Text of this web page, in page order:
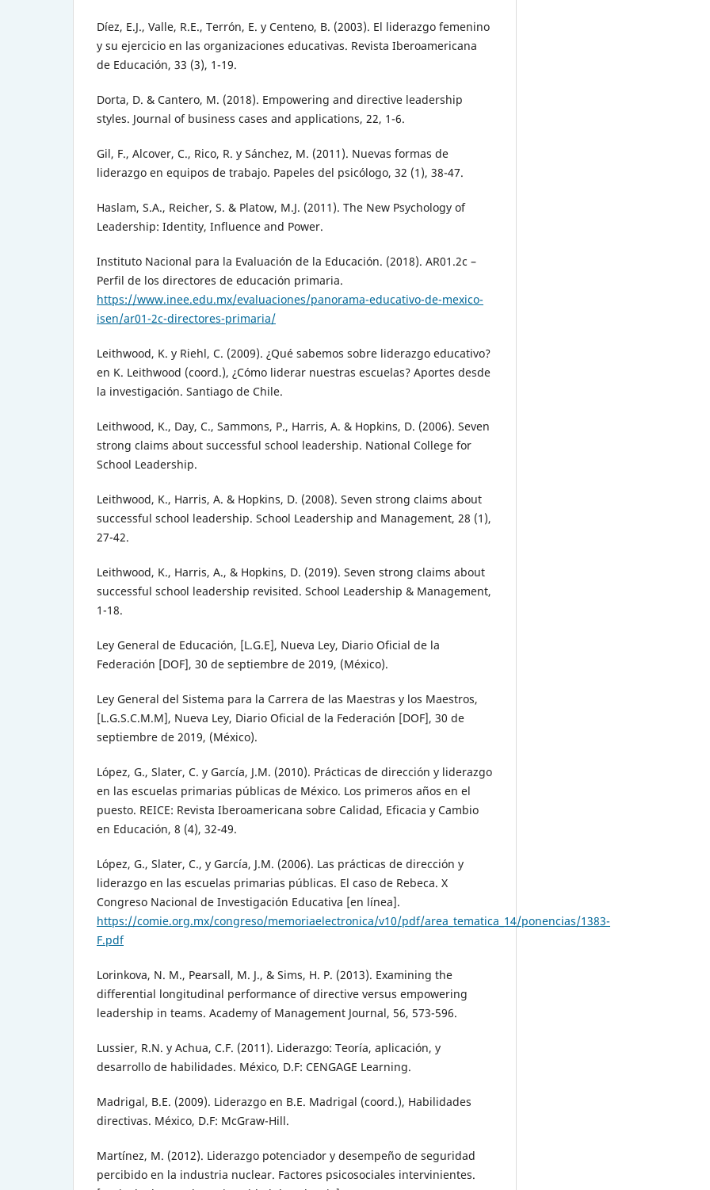
Díez, E.J., Valle, R.E., Terrón, E. y Centeno, B. (2003). El liderazgo femenino
y su ejercicio en las organizaciones educativas. Revista Iberoamericana
de Educación, 33 (3), 1-19.
Dorta, D. & Cantero, M. (2018). Empowering and directive leadership
styles. Journal of business cases and applications, 22, 1-6.
Gil, F., Alcover, C., Rico, R. y Sánchez, M. (2011). Nuevas formas de
liderazgo en equipos de trabajo. Papeles del psicólogo, 32 (1), 38-47.
Haslam, S.A., Reicher, S. & Platow, M.J. (2011). The New Psychology of
Leadership: Identity, Influence and Power.
Instituto Nacional para la Evaluación de la Educación. (2018). AR01.2c –
Perfil de los directores de educación primaria.
https://www.inee.edu.mx/evaluaciones/panorama-educativo-de-mexico-
isen/ar01-2c-directores-primaria/
Leithwood, K. y Riehl, C. (2009). ¿Qué sabemos sobre liderazgo educativo?
en K. Leithwood (coord.), ¿Cómo liderar nuestras escuelas? Aportes desde
la investigación. Santiago de Chile.
Leithwood, K., Day, C., Sammons, P., Harris, A. & Hopkins, D. (2006). Seven
strong claims about successful school leadership. National College for
School Leadership.
Leithwood, K., Harris, A. & Hopkins, D. (2008). Seven strong claims about
successful school leadership. School Leadership and Management, 28 (1),
27-42.
Leithwood, K., Harris, A., & Hopkins, D. (2019). Seven strong claims about
successful school leadership revisited. School Leadership & Management,
1-18.
Ley General de Educación, [L.G.E], Nueva Ley, Diario Oficial de la
Federación [DOF], 30 de septiembre de 2019, (México).
Ley General del Sistema para la Carrera de las Maestras y los Maestros,
[L.G.S.C.M.M], Nueva Ley, Diario Oficial de la Federación [DOF], 30 de
septiembre de 2019, (México).
López, G., Slater, C. y García, J.M. (2010). Prácticas de dirección y liderazgo
en las escuelas primarias públicas de México. Los primeros años en el
puesto. REICE: Revista Iberoamericana sobre Calidad, Eficacia y Cambio
en Educación, 8 (4), 32-49.
López, G., Slater, C., y García, J.M. (2006). Las prácticas de dirección y
liderazgo en las escuelas primarias públicas. El caso de Rebeca. X
Congreso Nacional de Investigación Educativa [en línea].
https://comie.org.mx/congreso/memoriaelectronica/v10/pdf/area_tematica_14/ponencias/1383-
F.pdf
Lorinkova, N. M., Pearsall, M. J., & Sims, H. P. (2013). Examining the
differential longitudinal performance of directive versus empowering
leadership in teams. Academy of Management Journal, 56, 573-596.
Lussier, R.N. y Achua, C.F. (2011). Liderazgo: Teoría, aplicación, y
desarrollo de habilidades. México, D.F: CENGAGE Learning.
Madrigal, B.E. (2009). Liderazgo en B.E. Madrigal (coord.), Habilidades
directivas. México, D.F: McGraw-Hill.
Martínez, M. (2012). Liderazgo potenciador y desempeño de seguridad
percibido en la industria nuclear. Factores psicosociales intervinientes.